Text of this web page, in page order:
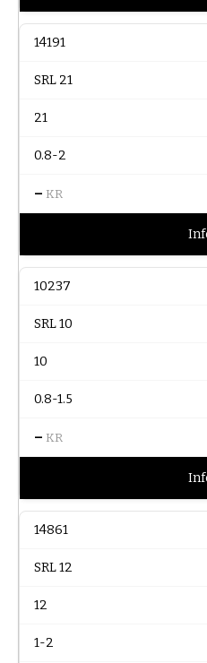
14191
SRL 21
21
0.8-2
– KR
10237
SRL 10
10
0.8-1.5
– KR
14861
SRL 12
12
1-2